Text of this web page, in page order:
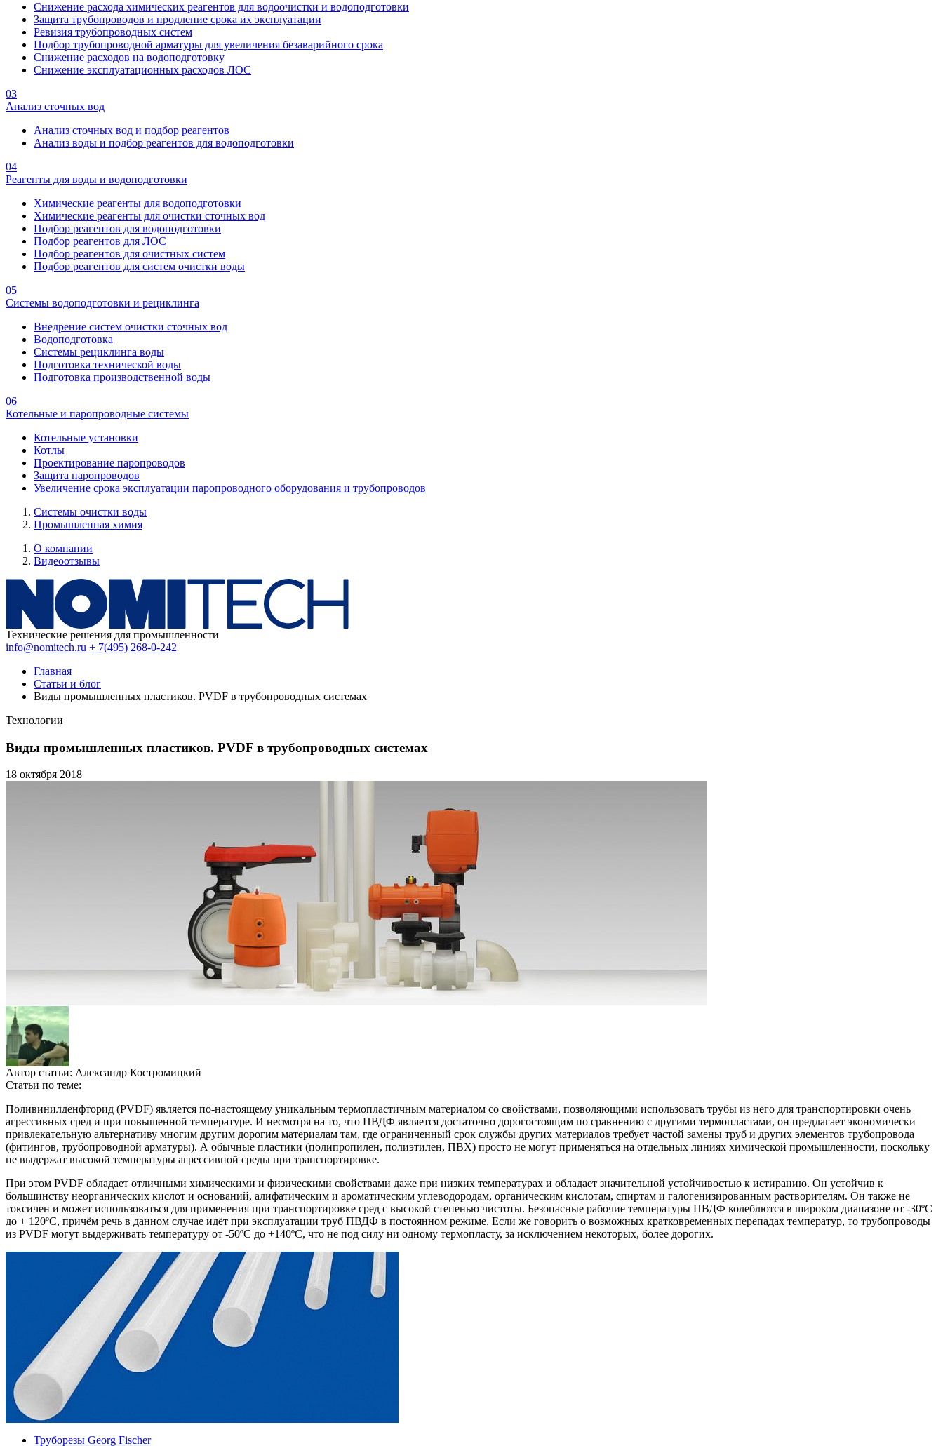
Снижение расхода химических реагентов для водоочистки и водоподготовки
Защита трубопроводов и продление срока их эксплуатации
Ревизия трубопроводных систем
Подбор трубопроводной арматуры для увеличения безаварийного срока
Снижение расходов на водоподготовку
Снижение эксплуатационных расходов ЛОС
03
Анализ сточных вод
Анализ сточных вод и подбор реагентов
Анализ воды и подбор реагентов для водоподготовки
04
Реагенты для воды и водоподготовки
Химические реагенты для водоподготовки
Химические реагенты для очистки сточных вод
Подбор реагентов для водоподготовки
Подбор реагентов для ЛОС
Подбор реагентов для очистных систем
Подбор реагентов для систем очистки воды
05
Системы водоподготовки и рециклинга
Внедрение систем очистки сточных вод
Водоподготовка
Системы рециклинга воды
Подготовка технической воды
Подготовка производственной воды
06
Котельные и паропроводные системы
Котельные установки
Котлы
Проектирование паропроводов
Защита паропроводов
Увеличение срока эксплуатации паропроводного оборудования и трубопроводов
Системы очистки воды
Промышленная химия
О компании
Видеоотзывы
Технические решения для промышленности
info@nomitech.ru + 7(495) 268-0-242
Главная
Статьи и блог
Виды промышленных пластиков. PVDF в трубопроводных системах
Технологии
Виды промышленных пластиков. PVDF в трубопроводных системах
18 октября 2018
Автор статьи: Александр Костромицкий
Статьи по теме:
Поливинилденфторид (PVDF) является по-настоящему уникальным термопластичным материалом со свойствами, позволяющими использовать трубы из него для транспортировки очень
агрессивных сред и при повышенной температуре. И несмотря на то, что ПВДФ является достаточно дорогостоящим по сравнению с другими термопластами, он предлагает экономически
привлекательную альтернативу многим другим дорогим материалам там, где ограниченный срок службы других материалов требует частой замены труб и других элементов трубопровода
(фитингов, трубопроводной арматуры). А обычные пластики (полипропилен, полиэтилен, ПВХ) просто не могут применяться на отдельных линиях химической промышленности, поскольку
не выдержат высокой температуры агрессивной среды при транспортировке.
При этом PVDF обладает отличными химическими и физическими свойствами даже при низких температурах и обладает значительной устойчивостью к истиранию. Он устойчив к
большинству неорганических кислот и оснований, алифатическим и ароматическим углеводородам, органическим кислотам, спиртам и галогенизированным растворителям. Он также не
токсичен и может использоваться для применения при транспортировке сред с высокой степенью чистоты. Безопасные рабочие температуры ПВДФ колеблются в широком диапазоне от -30ºC
до + 120ºC, причём речь в данном случае идёт при эксплуатации труб ПВДФ в постоянном режиме. Если же говорить о возможных кратковременных перепадах температур, то трубопроводы
из PVDF могут выдерживать температуру от -50ºC до +140ºC, что не под силу ни одному термопласту, за исключением некоторых, более дорогих.
Труборезы Georg Fischer